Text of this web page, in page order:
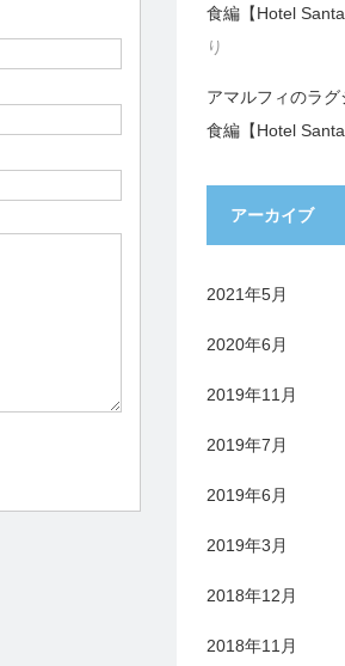
食編【Hotel Santa
り
アマルフィのラ
食編【Hotel Santa
アーカイブ
2021年5月
2020年6月
2019年11月
2019年7月
2019年6月
2019年3月
2018年12月
2018年11月